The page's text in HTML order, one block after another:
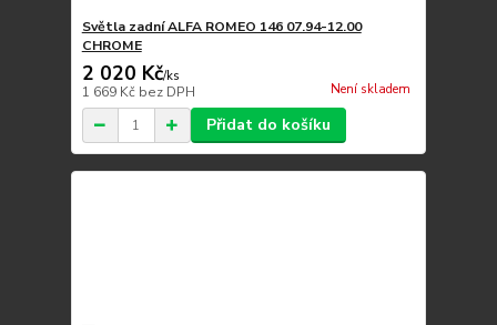
Světla zadní ALFA ROMEO 146 07.94-12.00
CHROME
2 020 Kč/ks
1 669 Kč bez DPH Není skladem
Přidat do košíku